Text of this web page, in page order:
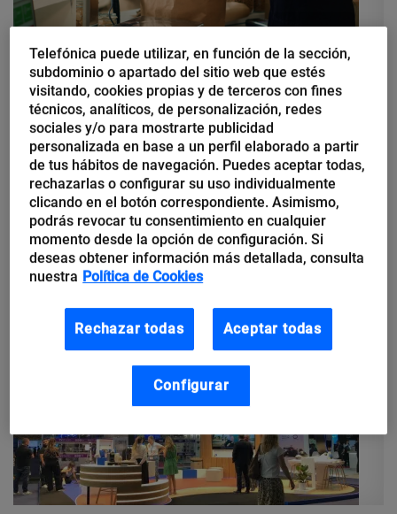
Jorge A. Hernández
Tecnologías para pymes, las
prioridades del 2025
Aunque no todas las pymes son iguales, según su nicho de
mercado y procedencia, la gran mayoría coincide en algunas
necesidades básicas en eficiencia, seguridad y reducción de
costos,...
Telefónica puede utilizar, en función de la sección,
subdominio o apartado del sitio web que estés
visitando, cookies propias y de terceros con fines
técnicos, analíticos, de personalización, redes
sociales y/o para mostrarte publicidad
personalizada en base a un perfil elaborado a partir
de tus hábitos de navegación. Puedes aceptar todas,
rechazarlas o configurar su uso individualmente
clicando en el botón correspondiente. Asimismo,
podrás revocar tu consentimiento en cualquier
momento desde la opción de configuración. Si
deseas obtener información más detallada, consulta
nuestra Política de Cookies
Rechazar todas Aceptar todas
Configurar